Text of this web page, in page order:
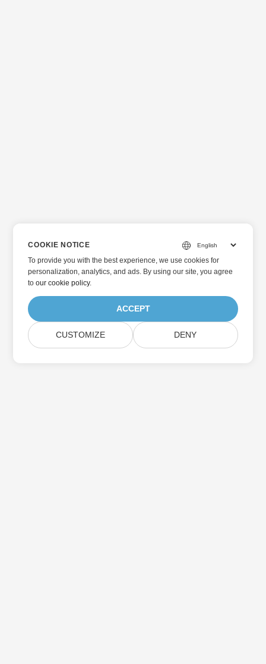
COOKIE NOTICE
To provide you with the best experience, we use cookies for
personalization, analytics, and ads. By using our site, you agree
toour cookie policy.
ACCEPT
CUSTOMIZE DENY